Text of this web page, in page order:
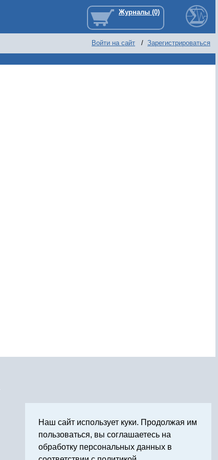
Войти на сайт / Зарегистрироваться
Наш сайт использует куки. Продолжая им
пользоваться, вы соглашаетесь на
обработку персональных данных в